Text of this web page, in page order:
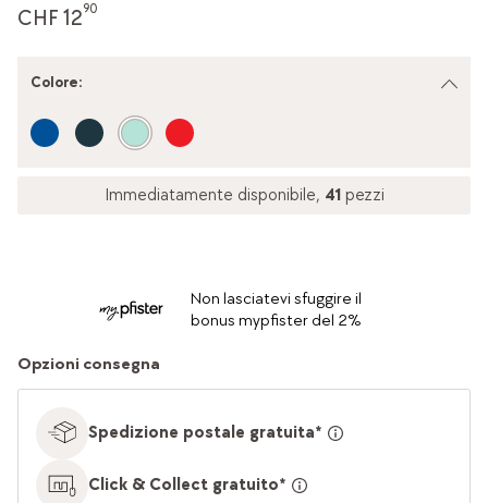
CHF 1290
Colore:
Immediatamente disponibile, 41 pezzi
Non lasciatevi sfuggire il
bonus mypfister del 2%
Opzioni consegna
Spedizione postale gratuita*
Click & Collect gratuito*